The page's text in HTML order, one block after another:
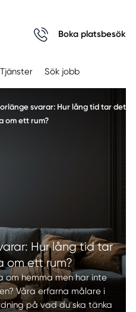
Boka platsbesök
Tjänster Sök jobb
svarar: Hur lång tid tar det
om ett rum?
Hur lång tid tar
ett rum?
hemma men har inte
Våra erfarna målare i
på vad du ska tänka